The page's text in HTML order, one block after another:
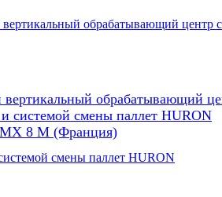
обрабатывающий
системой смены паллет HURON
МX 8 М (Франция)